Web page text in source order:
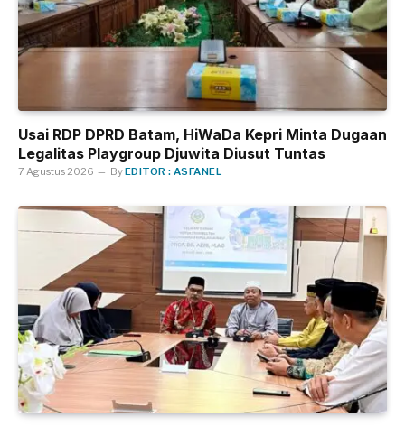
Usai RDP DPRD Batam, HiWaDa Kepri Minta Dugaan
Legalitas Playgroup Djuwita Diusut Tuntas
7 Agustus 2026 ByEDITOR : ASFANEL